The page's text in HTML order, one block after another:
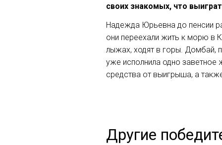
своих знакомых, что
Надежда Юрьевна до пенсии
они переехали жить к морю в
лыжах, ходят в горы. Домбай,
уже исполнила одно
средства от выигрыша, а
Другие